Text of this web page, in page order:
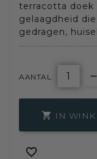
terracotta doek
gelaagdheid
gedragen,
AANTAL:
 IN
